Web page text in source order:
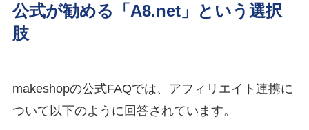
公式が勧める「A8.net」という選択
肢
makeshopの公式FAQでは、アフィリエイト連携に
ついて以下のように回答されています。